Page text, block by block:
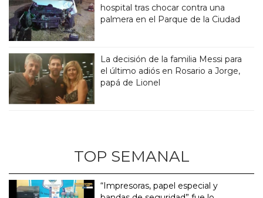
hospital tras chocar contra una
palmera en el Parque de la Ciudad
La decisión de la familia Messi para
el último adiós en Rosario a Jorge,
papá de Lionel
TOP SEMANAL
“Impresoras, papel especial y